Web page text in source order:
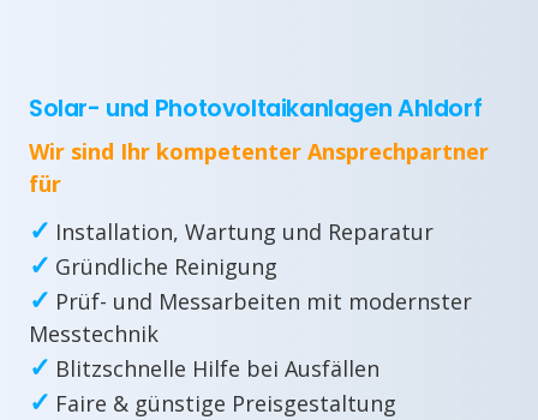
Solar- und Photovoltaikanlagen Ahldorf
Wir sind Ihr kompetenter Ansprechpartner
für
✓ Installation, Wartung und Reparatur
✓ Gründliche Reinigung
✓ Prüf- und Messarbeiten mit modernster
Messtechnik
✓ Blitzschnelle Hilfe bei Ausfällen
✓ Faire & günstige Preisgestaltung